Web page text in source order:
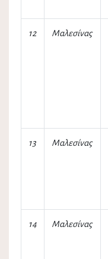
12 Μαλεσίνας
13 Μαλεσίνας
14 Μαλεσίνας